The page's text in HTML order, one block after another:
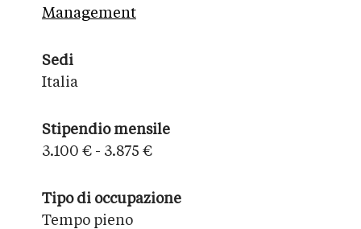
Management
Sedi
Italia
Stipendio mensile
3.100 € - 3.875 €
Tipo di occupazione
Tempo pieno